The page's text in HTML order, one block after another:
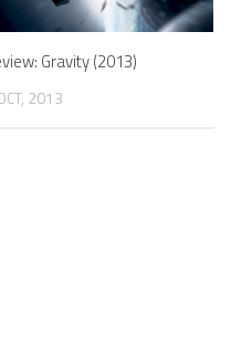
Gravity (2013)
2013